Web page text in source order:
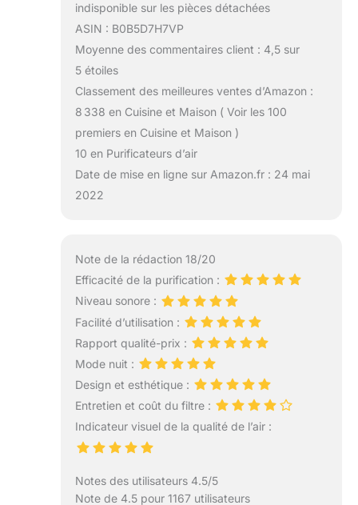
indisponible sur les pièces détachées
ASIN : B0B5D7H7VP
Moyenne des commentaires client : 4,5 sur
5 étoiles
Classement des meilleures ventes d’Amazon :
8 338 en Cuisine et Maison ( Voir les 100
premiers en Cuisine et Maison )
10 en Purificateurs d’air
Date de mise en ligne sur Amazon.fr : 24 mai
2022
Note de la rédaction 18/20
Efficacité de la purification :
Niveau sonore :
Facilité d’utilisation :
Rapport qualité-prix :
Mode nuit :
Design et esthétique :
Entretien et coût du filtre :
Indicateur visuel de la qualité de l’air :
Notes des utilisateurs 4.5/5
Note de 4.5 pour 1167 utilisateurs